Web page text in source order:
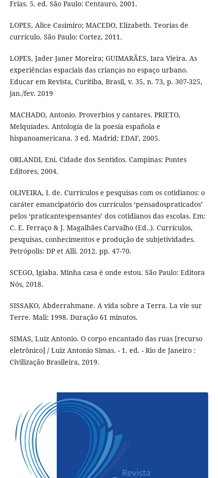
Frias. 5. ed. São Paulo: Centauro, 2001.
LOPES, Alice Casimiro; MACEDO, Elizabeth. Teorias de
currículo. São Paulo: Cortez, 2011.
LOPES, Jader Janer Moreira; GUIMARÃES, Iara Vieira. As
experiências espaciais das crianças no espaço urbano.
Educar em Revista, Curitiba, Brasil, v. 35, n. 73, p. 307-325,
jan./fev. 2019
MACHADO, Antonio. Proverbios y cantares. PRIETO,
Melquíades. Antología de la poesía española e
hispanoamericana. 3 ed. Madrid: EDAF, 2005.
ORLANDI, Eni. Cidade dos Sentidos. Campinas: Pontes
Editores, 2004.
OLIVEIRA, I. de. Currículos e pesquisas com os cotidianos: o
caráter emancipatório dos currículos ‘pensadospraticados’
pelos ‘praticantespensantes’ dos cotidianos das escolas. Em:
C. E. Ferraço & J. Magalhães Carvalho (Ed..). Currículos,
pesquisas, conhecimentos e produção de subjetividades.
Petrópolis: DP et Alli. 2012. pp. 47-70.
SCEGO, Igiaba. Minha casa é onde estou. São Paulo: Editora
Nós, 2018.
SISSAKO, Abderrahmane. A vida sobre a Terra. La vie sur
Terre. Mali: 1998. Duração 61 minutos.
SIMAS, Luiz Antonio. O corpo encantado das ruas [recurso
eletrônico] / Luiz Antonio Simas. - 1. ed. - Rio de Janeiro :
Civilização Brasileira, 2019.